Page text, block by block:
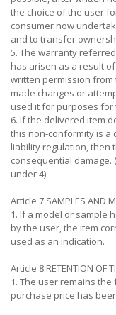
the choice of the user
consumer now
and to transfer
5. The warranty
has arisen as a result
written permission
made changes or
used it for purposes for
6. If the delivered item
this non-conformity is a
liability regulation, then
consequential damage.
under 4).
Article 7 SAMPLES AND
1. If a model or sample
by the user, the item
used as an indication.
Article 8 RETENTION OF
1. The user remains
purchase price has